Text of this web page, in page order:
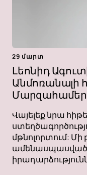
29 մարտ
Լեոնիդ
Անմոռանալի
Վայելեք նրա
մթնոլորտում: